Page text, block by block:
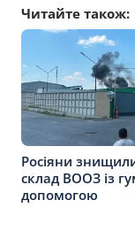
Читайте також:
Росіяни
склад ВООЗ із
допомогою